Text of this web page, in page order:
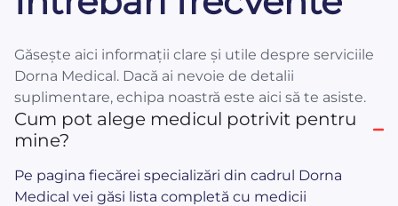
Găsește aici informații clare și utile despre serviciile
Dorna Medical. Dacă ai nevoie de detalii
suplimentare, echipa noastră este aici să te asiste.
Cum pot alege medicul potrivit pentru
mine?
Pe pagina fiecărei specializări din cadrul Dorna
Medical vei găsi lista completă cu medicii